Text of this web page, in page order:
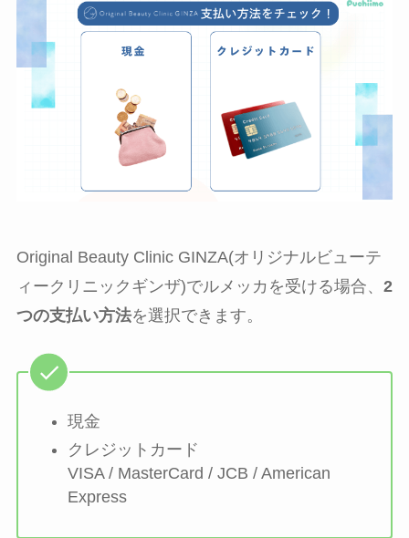
Original Beauty Clinic GINZA(オリジナルビューテ
ィークリニックギンザ)でルメッカを受ける場合、 2
つの支払い方法を選択できます。
現金
クレジットカード
VISA / MasterCard / JCB / American
Express